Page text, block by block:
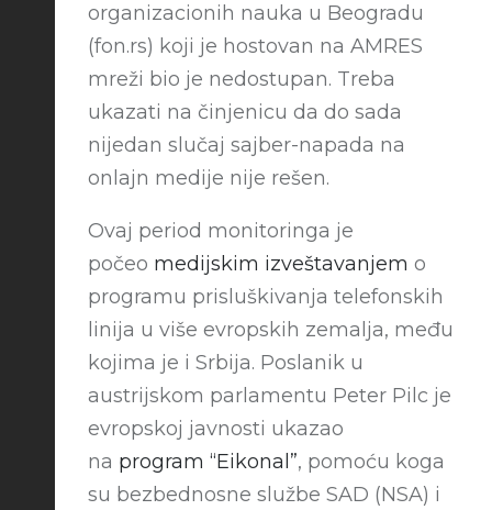
organizacionih nauka u Beogradu
(fon.rs) koji je hostovan na AMRES
mreži bio je nedostupan. Treba
ukazati na činjenicu da do sada
nijedan slučaj sajber-napada na
onlajn medije nije rešen.
Ovaj period monitoringa je
počeo medijskim izveštavanjem o
programu prisluškivanja telefonskih
linija u više evropskih zemalja, među
kojima je i Srbija. Poslanik u
austrijskom parlamentu Peter Pilc je
evropskoj javnosti ukazao
na program “Eikonal”, pomoću koga
su bezbednosne službe SAD (NSA) i